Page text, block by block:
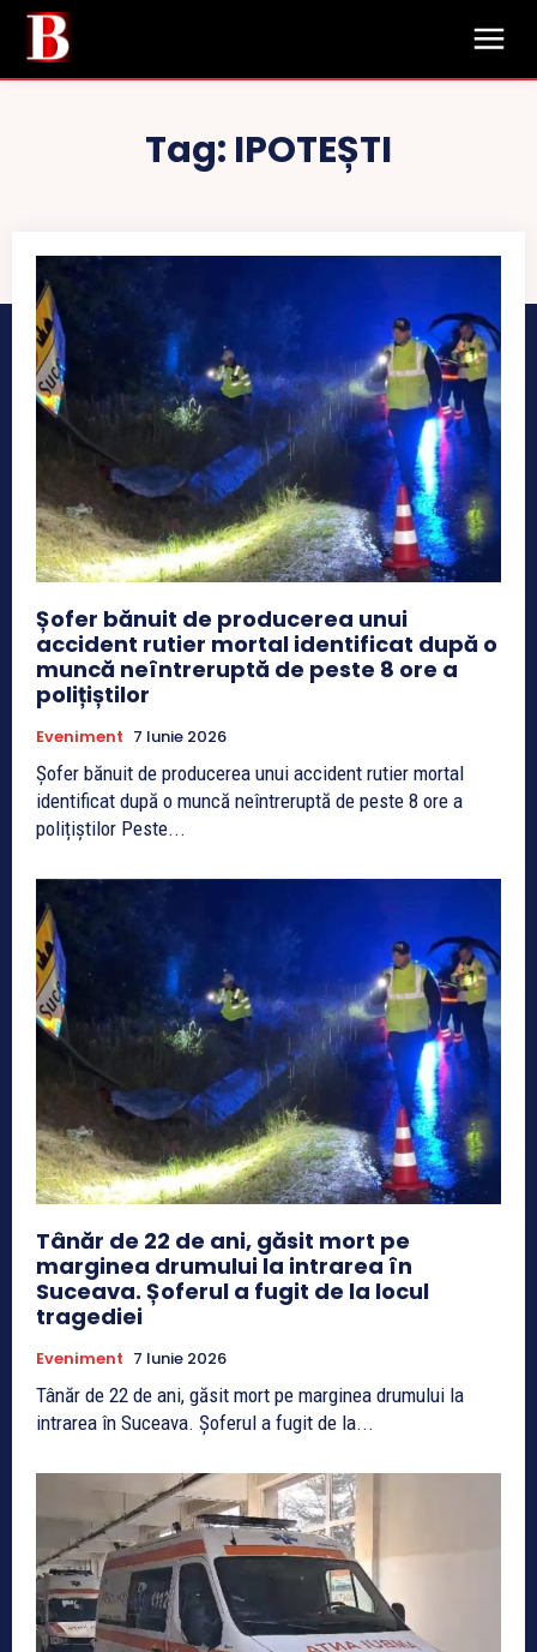
Tag: IPOTEȘTI
Șofer bănuit de producerea unui
accident rutier mortal identificat după o
muncă neîntreruptă de peste 8 ore a
polițiștilor
Eveniment 7 Iunie 2026
Șofer bănuit de producerea unui accident rutier mortal
identificat după o muncă neîntreruptă de peste 8 ore a
polițiștilor Peste...
Tânăr de 22 de ani, găsit mort pe
marginea drumului la intrarea în
Suceava. Șoferul a fugit de la locul
tragediei
Eveniment 7 Iunie 2026
Tânăr de 22 de ani, găsit mort pe marginea drumului la
intrarea în Suceava. Șoferul a fugit de la...